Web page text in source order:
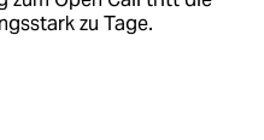
zu Tage.